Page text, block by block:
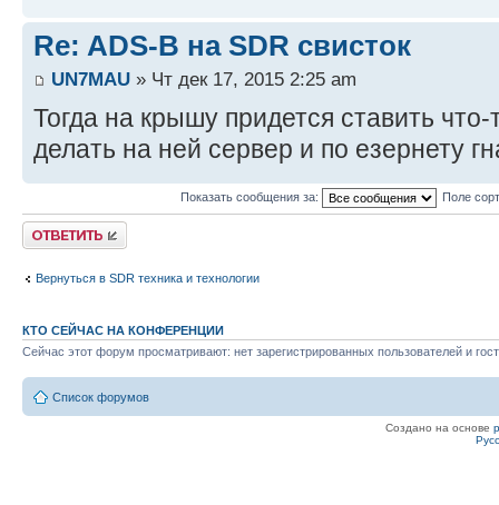
Re: ADS-B на SDR свисток
UN7MAU » Чт дек 17, 2015 2:25 am
Тогда на крышу придется ставить
делать на ней сервер и по езернету
Показать сообщения за: Поле
Ответить
Вернуться в SDR техника и технологии
КТО СЕЙЧАС НА КОНФЕРЕНЦИИ
Сейчас этот форум просматривают: нет зарегистрированных пользователей и
Список форумов
Создано на основе